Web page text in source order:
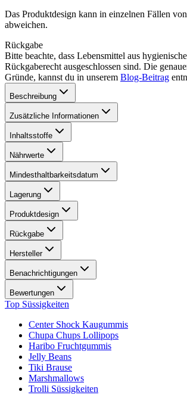
Das Produktdesign kann in einzelnen Fällen
abweichen.
Rückgabe
Bitte beachte, dass Lebensmittel aus
Rückgaberecht ausgeschlossen sind. Die
Gründe, kannst du in unserem Blog-Beitrag
Beschreibung
Zusätzliche Informationen
Inhaltsstoffe
Nährwerte
Mindesthaltbarkeitsdatum
Lagerung
Produktdesign
Rückgabe
Hersteller
Benachrichtigungen
Bewertungen
Top Süssigkeiten
Center Shock Kaugummis
Chupa Chups Lollipops
Haribo Fruchtgummis
Jelly Beans
Tiki Brause
Marshmallows
Trolli Süssigkeiten